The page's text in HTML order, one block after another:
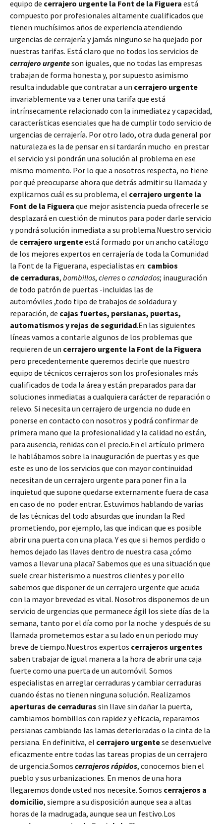
equipo de cerrajero urgente la Font de la Figuera está
compuesto por profesionales altamente cualificados que
tienen muchísimos años de experiencia atendiendo
urgencias de cerrajería y jamás ninguno se ha quejado por
nuestras tarifas. Está claro que no todos los servicios de
cerrajero urgenteson iguales, que no todas las empresas
trabajan de forma honesta y, por supuesto asimismo
resulta indudable que contratar a un cerrajero urgente
invariablemente va a tener una tarifa que está
intrínsecamente relacionado con la inmediatez y capacidad,
características esenciales que ha de cumplir todo servicio de
urgencias de cerrajería. Por otro lado, otra duda general por
naturaleza es la de pensar en si tardarán mucho en prestar
el servicio y si pondrán una solución al problema en ese
mismo momento. Por lo que a nosotros respecta, no tiene
por qué preocuparse ahora que detrás admitir su llamada y
explicarnos cuál es su problema, el cerrajero urgente la
Font de la Figuera que mejor asistencia pueda ofrecerle se
desplazará en cuestión de minutos para poder darle servicio
y pondrá solución inmediata a su problema.Nuestro servicio
de cerrajero urgenteestá formado por un ancho catálogo
de los mejores expertos en cerrajería de toda la Comunidad
la Font de la Figuerana, especialistas en: cambios
de cerraduras, bombillos, cierreso candados; inauguración
de todo patrón de puertas -incluidas las de
automóviles ,todo tipo de trabajos de soldadura y
reparación, de cajas fuertes, persianas, puertas,
automatismos y rejas de seguridad.En las siguientes
líneas vamos a contarle algunos de los problemas que
requieren de un cerrajero urgente la Font de la Figuera
pero precedentemente queremos decirle que nuestro
equipo de técnicos cerrajeros son los profesionales más
cualificados de toda la área y están preparados para dar
soluciones inmediatas a cualquiera carácter de reparación o
relevo. Si necesita un cerrajero de urgencia no dude en
ponerse en contacto con nosotros y podrá confirmar de
primera mano que la profesionalidad y la calidad no están,
para ausencia, reñidas con el precio.En el artículo primero
le hablábamos sobre la inauguración de puertas y es que
este es uno de los servicios que con mayor continuidad
necesitan de un cerrajero urgente para poner fin a la
inquietud que supone quedarse externamente fuera de casa
en caso de no poder entrar. Estuvimos hablando de varias
de las técnicas del todo absurdas que inundan la Red
prometiendo, por ejemplo, las que indican que es posible
abrir una puerta con una placa. Y es que si hemos perdido o
hemos dejado las llaves dentro de nuestra casa ¿cómo
vamos a llevar una placa? Sabemos que es una situación que
suele crear histerismo a nuestros clientes y por ello
sabemos que disponer de un cerrajero urgente que acuda
con la mayor brevedad es vital. Nosotros disponemos de un
servicio de urgencias que permanece ágil los siete días de la
semana, tanto por el día como por la noche y después de su
llamada prometemos estar a su lado en un periodo muy
breve de tiempo.Nuestros expertos cerrajeros urgentes
saben trabajar de igual manera a la hora de abrir una caja
fuerte como una puerta de un automóvil. Somos
especialistas en arreglar cerraduras y cambiar cerraduras
cuando éstas no tienen ninguna solución. Realizamos
aperturas de cerraduras sin llave sin dañar la puerta,
cambiamos bombillos con rapidez y eficacia, reparamos
persianas cambiando las lamas deterioradas o la cinta de la
persiana. En definitiva, el cerrajero urgentese desenvuelve
eficazmente entre todas las tareas propias de un cerrajero
de urgencia.Somos cerrajeros rápidos, conocemos bien el
pueblo y sus urbanizaciones. En menos de una hora
llegaremos donde usted nos necesite. Somos cerrajeros a
domicilio, siempre a su disposición aunque sea a altas
horas de la madrugada, aunque sea un festivo.Los